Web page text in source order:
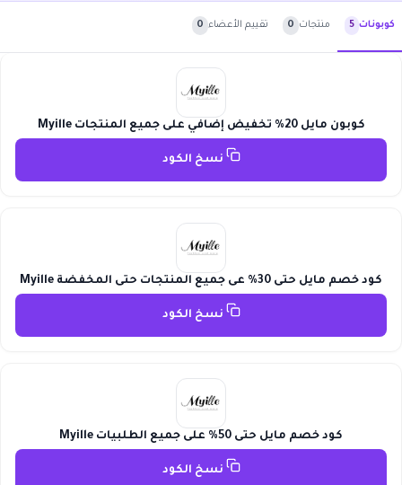
كوبونات 5 منتجات 0 تقييم الأعضاء 0
كوبون مايل 20% تخفيض إضافي على جميع المنتجات Myille
نسخ الكود
كود خصم مايل حتى 30% عى جميع المنتجات حتى المخفضة Myille
نسخ الكود
كود خصم مايل حتى 50% على جميع الطلبيات Myille
نسخ الكود